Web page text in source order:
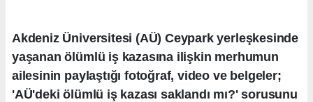
Akdeniz Üniversitesi (AÜ) Ceypark yerleşkesinde
yaşanan ölümlü iş kazasına ilişkin merhumun
ailesinin paylaştığı fotoğraf, video ve belgeler;
'AÜ'deki ölümlü iş kazası saklandı mı?' sorusunu